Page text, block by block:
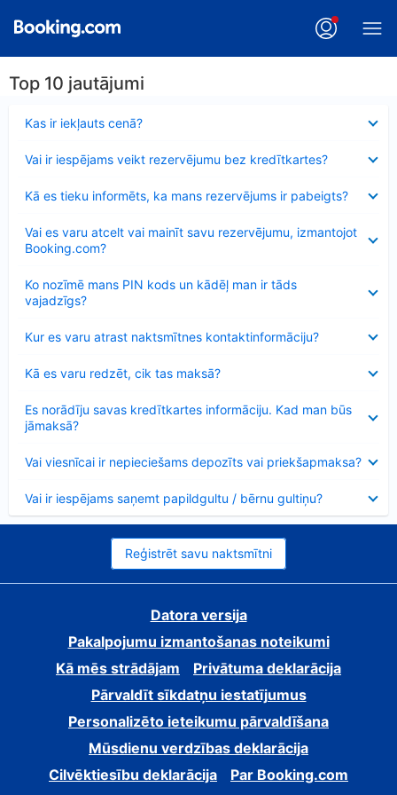
Top 10 jautājumi
Kas ir iekļauts cenā?
Vai ir iespējams veikt rezervējumu bez kredītkartes?
Kā es tieku informēts, ka mans rezervējums ir pabeigts?
Vai es varu atcelt vai mainīt savu rezervējumu, izmantojot
Booking.com?
Ko nozīmē mans PIN kods un kādēļ man ir tāds
vajadzīgs?
Kur es varu atrast naktsmītnes kontaktinformāciju?
Kā es varu redzēt, cik tas maksā?
Es norādīju savas kredītkartes informāciju. Kad man būs
jāmaksā?
Vai viesnīcai ir nepieciešams depozīts vai priekšapmaksa?
Vai ir iespējams saņemt papildgultu / bērnu gultiņu?
Reģistrēt savu naktsmītni
Datora versija
Pakalpojumu izmantošanas noteikumi
Kā mēs strādājam
Privātuma deklarācija
Pārvaldīt sīkdatņu iestatījumus
Personalizēto ieteikumu pārvaldīšana
Mūsdienu verdzības deklarācija
Cilvēktiesību deklarācija
Par Booking.com